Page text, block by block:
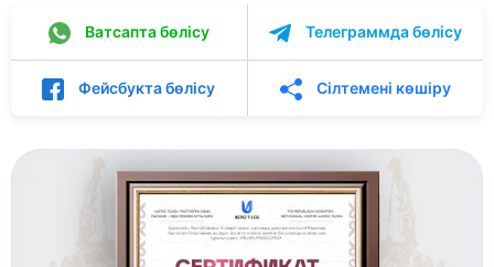
Ватсапта бөлісу Телеграммда бөлісу
Фейсбукта бөлісу Сілтемені көшіру